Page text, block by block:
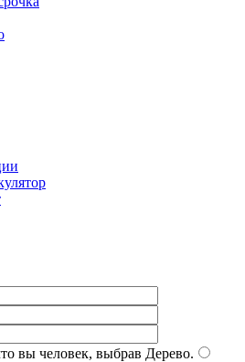
вы человек, выбрав Дерево.